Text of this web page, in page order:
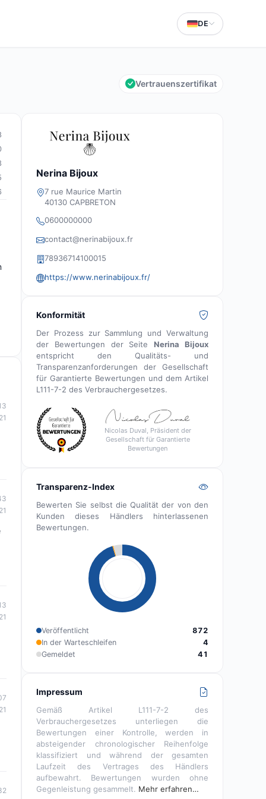
DE
Vertrauenszertifikat
Nerina Bijoux
7 rue Maurice Martin
40130 CAPBRETON
0600000000
contact@nerinabijoux.fr
78936714100015
https://www.nerinabijoux.fr/
Konformität
Der Prozess zur Sammlung und Verwaltung
der Bewertungen der SeiteNerina Bijoux
entspricht den Qualitäts- und
Transparenzanforderungen der Gesellschaft
für Garantierte Bewertungen und dem Artikel
L111-7-2 des Verbrauchergesetzes.
Nicolas Duval, Präsident der
Gesellschaft für Garantierte
Bewertungen
Transparenz-Index
Bewerten Sie selbst die Qualität der von den
Kunden dieses Händlers hinterlassenen
Bewertungen.
Veröffentlicht
872
In der Warteschleifen
4
Gemeldet
41
Impressum
Gemäß Artikel L111-7-2 des
Verbrauchergesetzes unterliegen die
Bewertungen einer Kontrolle, werden in
absteigender chronologischer Reihenfolge
klassifiziert und während der gesamten
Laufzeit des Vertrages des Händlers
aufbewahrt. Bewertungen wurden ohne
Gegenleistung gesammelt. Mehr erfahren…